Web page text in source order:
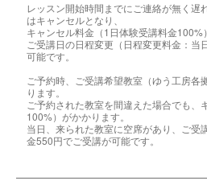
レッスン開始時間までにご連絡が無く遅
はキャンセルとなり、
キャンセル料金（1日体験受講料金100%
ご受講日の日程変更（日程変更料金：当
可能です。
ご予約時、ご受講希望教室（ゆう工房各
ります。
ご予約された教室を間違えた場合でも、
100%）がかかります。
当日、来られた教室に空席があり、ご受
金550円でご受講が可能です。